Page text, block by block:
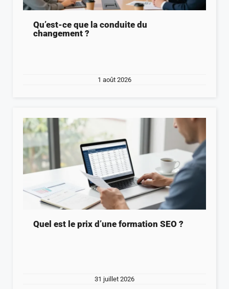
Qu’est-ce que la conduite du
changement ?
1 août 2026
Quel est le prix d’une formation SEO ?
31 juillet 2026